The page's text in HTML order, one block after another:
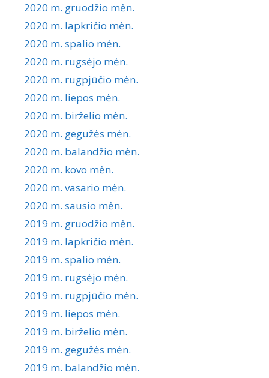
2020 m. gruodžio mėn.
2020 m. lapkričio mėn.
2020 m. spalio mėn.
2020 m. rugsėjo mėn.
2020 m. rugpjūčio mėn.
2020 m. liepos mėn.
2020 m. birželio mėn.
2020 m. gegužės mėn.
2020 m. balandžio mėn.
2020 m. kovo mėn.
2020 m. vasario mėn.
2020 m. sausio mėn.
2019 m. gruodžio mėn.
2019 m. lapkričio mėn.
2019 m. spalio mėn.
2019 m. rugsėjo mėn.
2019 m. rugpjūčio mėn.
2019 m. liepos mėn.
2019 m. birželio mėn.
2019 m. gegužės mėn.
2019 m. balandžio mėn.